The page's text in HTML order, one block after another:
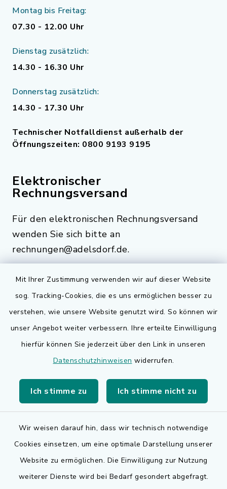
Mit Ihrer Zustimmung verwenden wir auf dieser Website
sog. Tracking-Cookies, die es uns ermöglichen besser zu
verstehen, wie unsere Website genutzt wird. So können wir
unser Angebot weiter verbessern. Ihre erteilte Einwilligung
hierfür können Sie jederzeit über den Link in unseren
Datenschutzhinweisen widerrufen.
Ich stimme zu Ich stimme nicht zu
Wir weisen darauf hin, dass wir technisch notwendige
Cookies einsetzen, um eine optimale Darstellung unserer
Website zu ermöglichen. Die Einwilligung zur Nutzung
weiterer Dienste wird bei Bedarf gesondert abgefragt.
Montag bis Freitag:
07.30 - 12.00 Uhr
Dienstag zusätzlich:
14.30 - 16.30 Uhr
Donnerstag zusätzlich:
14.30 - 17.30 Uhr
Technischer Notfalldienst außerhalb der
Öffnungszeiten: 0800 9193 9195
Elektronischer
Rechnungsversand
Für den elektronischen Rechnungsversand
wenden Sie sich bitte an
rechnungen@adelsdorf.de.
Quicklinks
Bauen in Adelsdorf
BayernPortal
Landkreis Erlangen-Höchstadt